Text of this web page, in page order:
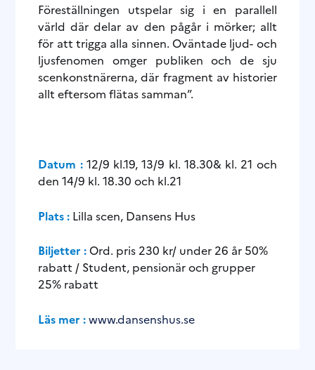
Föreställningen utspelar sig i en parallell
värld där delar av den pågår i mörker; allt
för att trigga alla sinnen. Oväntade ljud- och
ljusfenomen omger publiken och de sju
scenkonstnärerna, där fragment av historier
allt eftersom flätas samman”.
Datum :12/9 kl.19, 13/9 kl. 18.30& kl. 21 och
den 14/9 kl. 18.30 och kl.21
Plats : Lilla scen, Dansens Hus
Biljetter : Ord. pris 230 kr/ under 26 år 50%
rabatt / Student, pensionär och grupper
25% rabatt
Läs mer : www.dansenshus.se